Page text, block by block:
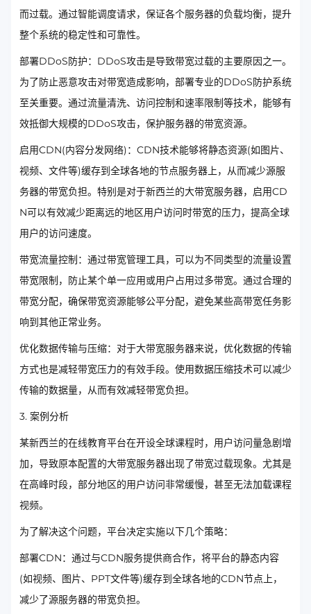
而过载。通过智能调度请求，保证各个服务器的负载均衡，提升
整个系统的稳定性和可靠性。
部署DDoS防护：DDoS攻击是导致带宽过载的主要原因之一。
为了防止恶意攻击对带宽造成影响，部署专业的DDoS防护系统
至关重要。通过流量清洗、访问控制和速率限制等技术，能够有
效抵御大规模的DDoS攻击，保护服务器的带宽资源。
启用CDN(内容分发网络)：CDN技术能够将静态资源(如图片、
视频、文件等)缓存到全球各地的节点服务器上，从而减少源服
务器的带宽负担。特别是对于新西兰的大带宽服务器，启用CD
N可以有效减少距离远的地区用户访问时带宽的压力，提高全球
用户的访问速度。
带宽流量控制：通过带宽管理工具，可以为不同类型的流量设置
带宽限制，防止某个单一应用或用户占用过多带宽。通过合理的
带宽分配，确保带宽资源能够公平分配，避免某些高带宽任务影
响到其他正常业务。
优化数据传输与压缩：对于大带宽服务器来说，优化数据的传输
方式也是减轻带宽压力的有效手段。使用数据压缩技术可以减少
传输的数据量，从而有效减轻带宽负担。
3. 案例分析
某新西兰的在线教育平台在开设全球课程时，用户访问量急剧增
加，导致原本配置的大带宽服务器出现了带宽过载现象。尤其是
在高峰时段，部分地区的用户访问非常缓慢，甚至无法加载课程
视频。
为了解决这个问题，平台决定实施以下几个策略：
部署CDN：通过与CDN服务提供商合作，将平台的静态内容
(如视频、图片、PPT文件等)缓存到全球各地的CDN节点上，
减少了源服务器的带宽负担。